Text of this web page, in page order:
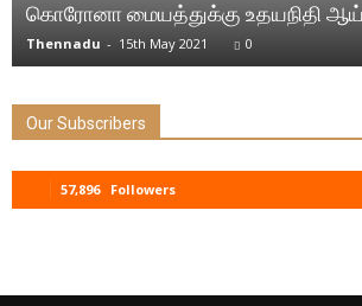
கொரோனா மையத்துக்கு உதயநிதி
Thennadu - 15th May 2021 0
Our Subscribers
57,896 Followers